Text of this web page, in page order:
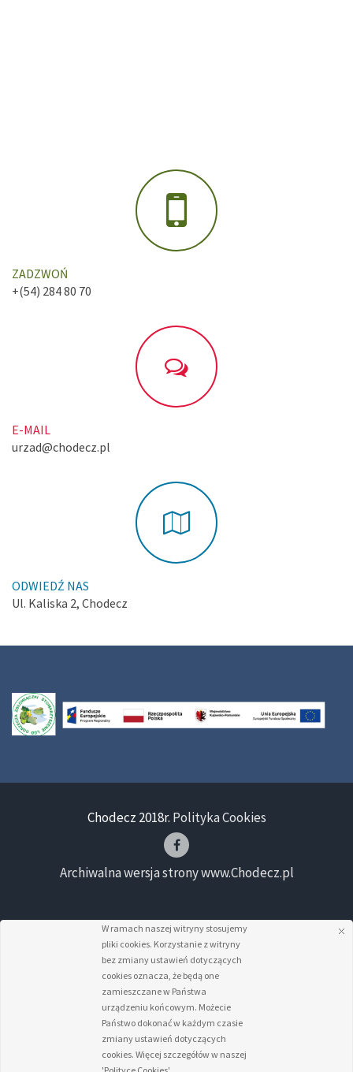
ZADZWOŃ
+(54) 284 80 70
E-MAIL
urzad@chodecz.pl
ODWIEDŹ NAS
Ul. Kaliska 2, Chodecz
Chodecz 2018r. Polityka Cookies
Archiwalna wersja strony www.Chodecz.pl
W ramach naszej witryny stosujemy
pliki cookies. Korzystanie z witryny
bez zmiany ustawień dotyczących
cookies oznacza, że będą one
zamieszczane w Państwa
urządzeniu końcowym. Możecie
Państwo dokonać w każdym czasie
zmiany ustawień dotyczących
cookies. Więcej szczegółów w naszej